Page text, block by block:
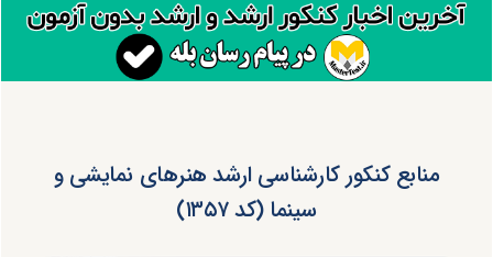
منابع کنکور کارشناسی ارشد هنرهای نمایشی و
سینما (کد ۱۳۵۷)